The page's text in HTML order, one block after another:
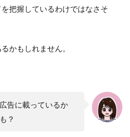
把握しているわけではなさそ
かもしれません。
告に載っているか
？